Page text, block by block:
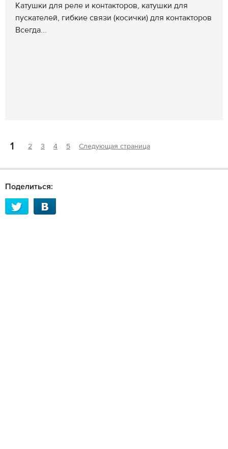
Катушки для реле и контакторов, катушки для
пускателей, гибкие связи (косички) для контакторов
Всегда...
1 2 3 4 5 Следующая страница
Поделиться: